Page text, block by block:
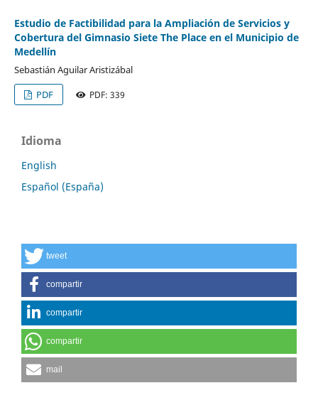
Estudio de Factibilidad para la Ampliación de Servicios y
Cobertura del Gimnasio Siete The Place en el Municipio de
Medellín
Sebastián Aguilar Aristizábal
PDF
PDF: 339
Idioma
English
Español (España)
tweet
compartir
compartir
compartir
mail